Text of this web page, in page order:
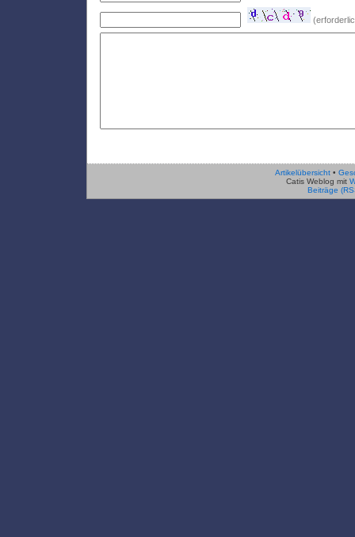
Artikelübersicht •
Catis Weblog mit
Beiträge